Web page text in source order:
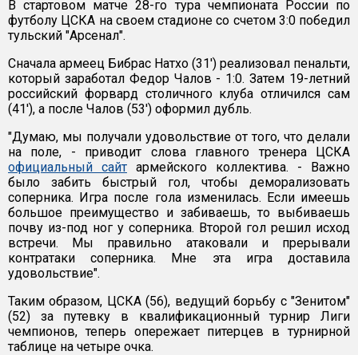
В стартовом матче 28-го тура чемпионата России по
футболу ЦСКА на своем стадионе со счетом 3:0 победил
тульский "Арсенал".
Сначала армеец Бибрас Натхо (31') реализовал пенальти,
который заработал Федор Чалов - 1:0. Затем 19-летний
российский форвард столичного клуба отличился сам
(41'), а после Чалов (53') оформил дубль.
"Думаю, мы получали удовольствие от того, что делали
на поле, - приводит слова главного тренера ЦСКА
официальный сайт армейского коллектива. - Важно
было забить быстрый гол, чтобы деморализовать
соперника. Игра после гола изменилась. Если имеешь
большое преимущество и забиваешь, то выбиваешь
почву из-под ног у соперника. Второй гол решил исход
встречи. Мы правильно атаковали и прерывали
контратаки соперника. Мне эта игра доставила
удовольствие".
Таким образом, ЦСКА (56), ведущий борьбу с "Зенитом"
(52) за путевку в квалификационный турнир Лиги
чемпионов, теперь опережает питерцев в турнирной
таблице на четыре очка.